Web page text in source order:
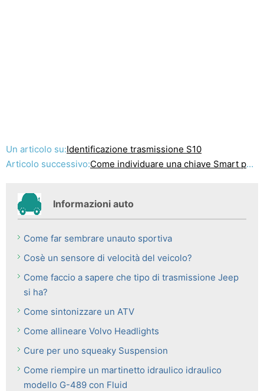
Un articolo su:Identificazione trasmissione S10
Articolo successivo:Come individuare una chiave Smart persa per un Prius
Informazioni auto
Come far sembrare unauto sportiva
Cosè un sensore di velocità del veicolo?
Come faccio a sapere che tipo di trasmissione Jeep
si ha?
Come sintonizzare un ATV
Come allineare Volvo Headlights
Cure per uno squeaky Suspension
Come riempire un martinetto idraulico idraulico
modello G-489 con Fluid